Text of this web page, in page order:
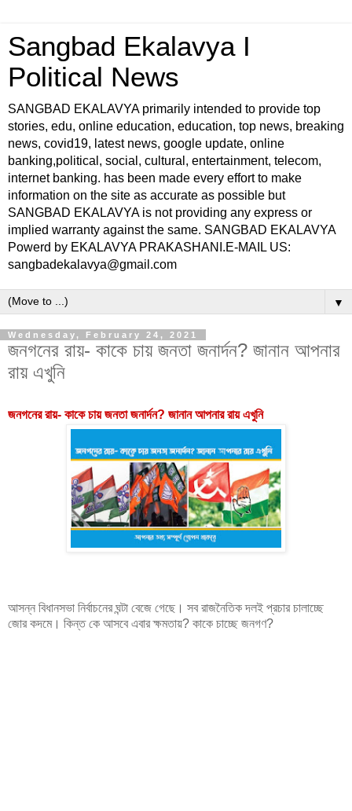
Sangbad Ekalavya I
Political News
SANGBAD EKALAVYA primarily intended to provide top
stories, edu, online education, education, top news, breaking
news, covid19, latest news, google update, online
banking,political, social, cultural, entertainment, telecom,
internet banking. has been made every effort to make
information on the site as accurate as possible but
SANGBAD EKALAVYA is not providing any express or
implied warranty against the same. SANGBAD EKALAVYA
Powerd by EKALAVYA PRAKASHANI.E-MAIL US:
sangbadekalavya@gmail.com
▼
Wednesday, February 24, 2021
জনগনের রায়- কাকে চায় জনতা জনার্দন? জানান আপনার
রায় এখুনি
জনগনের রায়- কাকে চায় জনতা জনার্দন? জানান আপনার রায় এখুনি
আসন্ন বিধানসভা নির্বাচনের ঘন্টা বেজে গেছে। সব রাজনৈতিক দলই প্রচার চালাচ্ছে
জোর কদমে। কিন্ত কে আসবে এবার ক্ষমতায়? কাকে চাচ্ছে জনগণ?